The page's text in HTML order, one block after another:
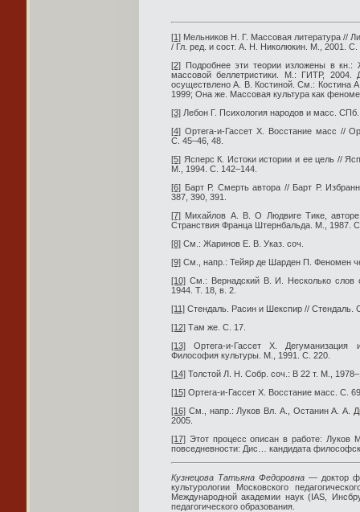
[1] Мельников Н. Г. Массовая литература //
/ Гл. ред. и сост. А. Н. Николюкин. М., 2001. С.
[2] Подробнее эти теории изложены в кн.:
массовой беллетристики. М.: ГИТР, 2004.
осуществлено А. В. Костиной. См.: Костина
1999; Она же. Массовая культура как
[3] Лебон Г. Психология народов и масс.
[4] Ортега-и-Гассет Х. Восстание масс //
С. 45–46, 48.
[5] Ясперс К. Истоки истории и ее цель //
М., 1994. С. 142–144.
[6] Барт Р. Смерть автора // Барт Р.
387, 390, 391.
[7] Михайлов А. В. О Людвиге Тике,
Странствия Франца Штернбальда. М., 1987.
[8] См.: Жаринов Е. В. Указ. соч.
[9] См., напр.: Тейяр де Шарден П. Феномен
[10] См.: Вернадский В. И. Несколько слов
1944. Т. 18, в. 2.
[11] Стендаль. Расин и Шекспир // Стендаль.
[12] Там же. С. 17.
[13] Ортега-и-Гассет Х. Дегуманизация
Философия культуры. М., 1991. С. 220.
[14] Толстой Л. Н. Собр. соч.: В 22 т. М.,
[15] Ортега-и-Гассет Х. Восстание масс. С.
[16] См., напр.: Луков Вл. А., Останин А. А.
2005.
[17] Этот процесс описан в работе: Луков
повседневности: Дис… кандидата
Кузнецова Татьяна Федоровна — доктор
культурологии Московского
Международной академии наук (IAS ,
педагогического образования.